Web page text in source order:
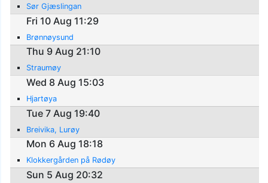
Sør Gjæslingan
Fri 10 Aug 11:29
Brønnøysund
Thu 9 Aug 21:10
Straumøy
Wed 8 Aug 15:03
Hjartøya
Tue 7 Aug 19:40
Breivika, Lurøy
Mon 6 Aug 18:18
Klokkergården på Rødøy
Sun 5 Aug 20:32